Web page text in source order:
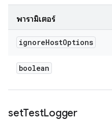
พารามิเตอร์
ignoreHostOptions
boolean
setTestLogger